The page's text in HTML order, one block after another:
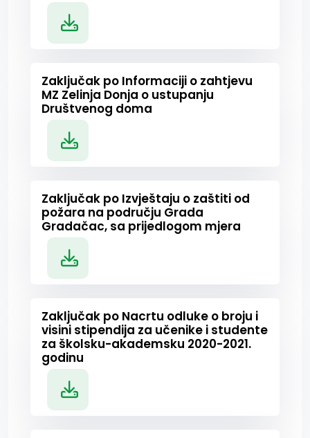
Zaključak po Informaciji o zahtjevu
MZ Zelinja Donja o ustupanju
Društvenog doma
Zaključak po Izvještaju o zaštiti od
požara na području Grada
Gradačac, sa prijedlogom mjera
Zaključak po Nacrtu odluke o broju i
visini stipendija za učenike i studente
za školsku-akademsku 2020-2021.
godinu